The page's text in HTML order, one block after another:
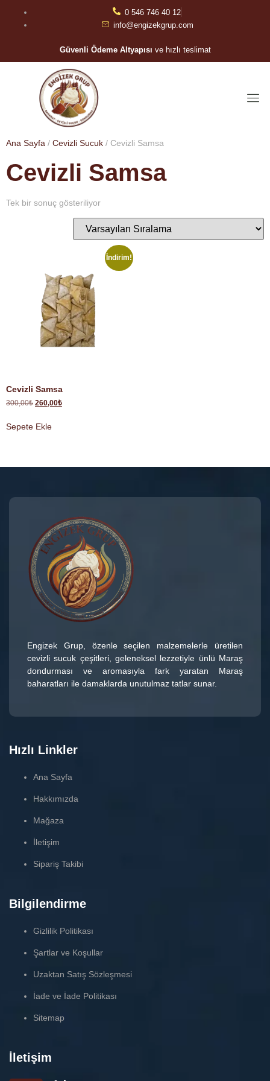
0 546 746 40 12
info@engizekgrup.com
Güvenli Ödeme Altyapısı ve hızlı teslimat
Ana Sayfa / Cevizli Sucuk / Cevizli Samsa
Cevizli Samsa
Tek bir sonuç gösteriliyor
İndirim!
Cevizli Samsa
300,00₺ 260,00₺
Sepete Ekle
Engizek Grup, özenle seçilen malzemelerle üretilen
cevizli sucuk çeşitleri, geleneksel lezzetiyle ünlü Maraş
dondurması ve aromasıyla fark yaratan Maraş
baharatları ile damaklarda unutulmaz tatlar sunar.
Hızlı Linkler
Ana Sayfa
Hakkımızda
Mağaza
İletişim
Sipariş Takibi
Bilgilendirme
Gizlilik Politikası
Şartlar ve Koşullar
Uzaktan Satış Sözleşmesi
İade ve İade Politikası
Sitemap
İletişim